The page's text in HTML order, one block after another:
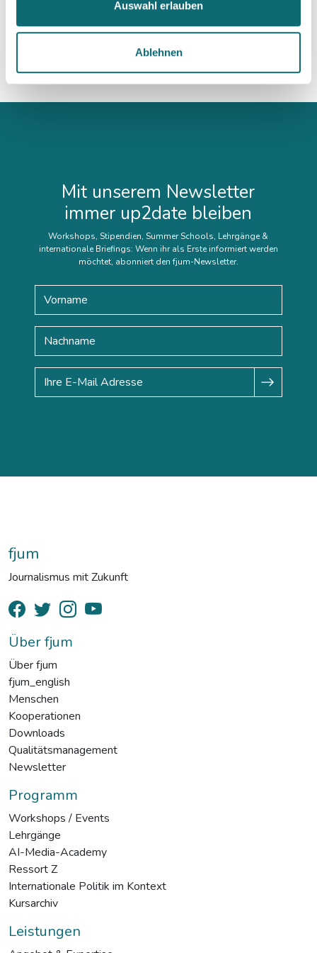
Auswahl erlauben
Ablehnen
Mit unserem Newsletter
immer up2date bleiben
Workshops, Stipendien, Summer Schools, Lehrgänge &
internationale Briefings: Wenn ihr als Erste informiert werden
möchtet, abonniert den fjum-Newsletter.
fjum
Journalismus mit Zukunft
Über fjum
Über fjum
fjum_english
Menschen
Kooperationen
Downloads
Qualitätsmanagement
Newsletter
Programm
Workshops / Events
Lehrgänge
AI-Media-Academy
Ressort Z
Internationale Politik im Kontext
Kursarchiv
Leistungen